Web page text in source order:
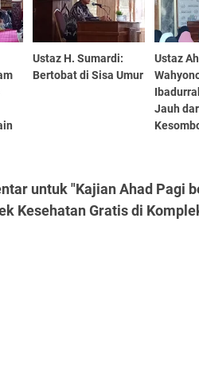
Ustaz H. Sumardi:
Bertobat di Sisa Umur
Ustaz
Jauh
untuk "Kajian Ahad Pagi
Kesehatan Gratis di